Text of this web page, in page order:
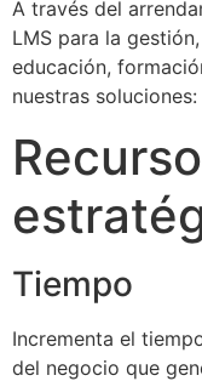
A través del
LMS para la
educación,
nuestras soluciones:
Tiempo
Incrementa el
del negocio que